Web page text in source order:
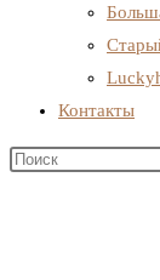
Контакты